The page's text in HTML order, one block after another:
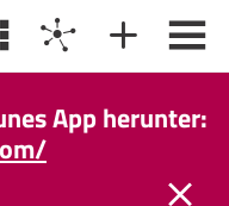
App herunter: